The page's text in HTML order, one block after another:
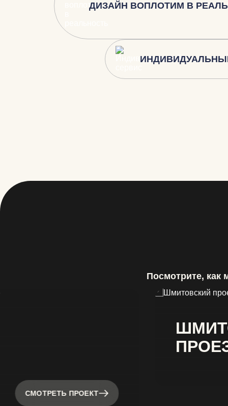
ДИЗАЙН ВОПЛОТИМ В
Посмотрите, как
СМОТРЕТЬ ПРОЕКТ